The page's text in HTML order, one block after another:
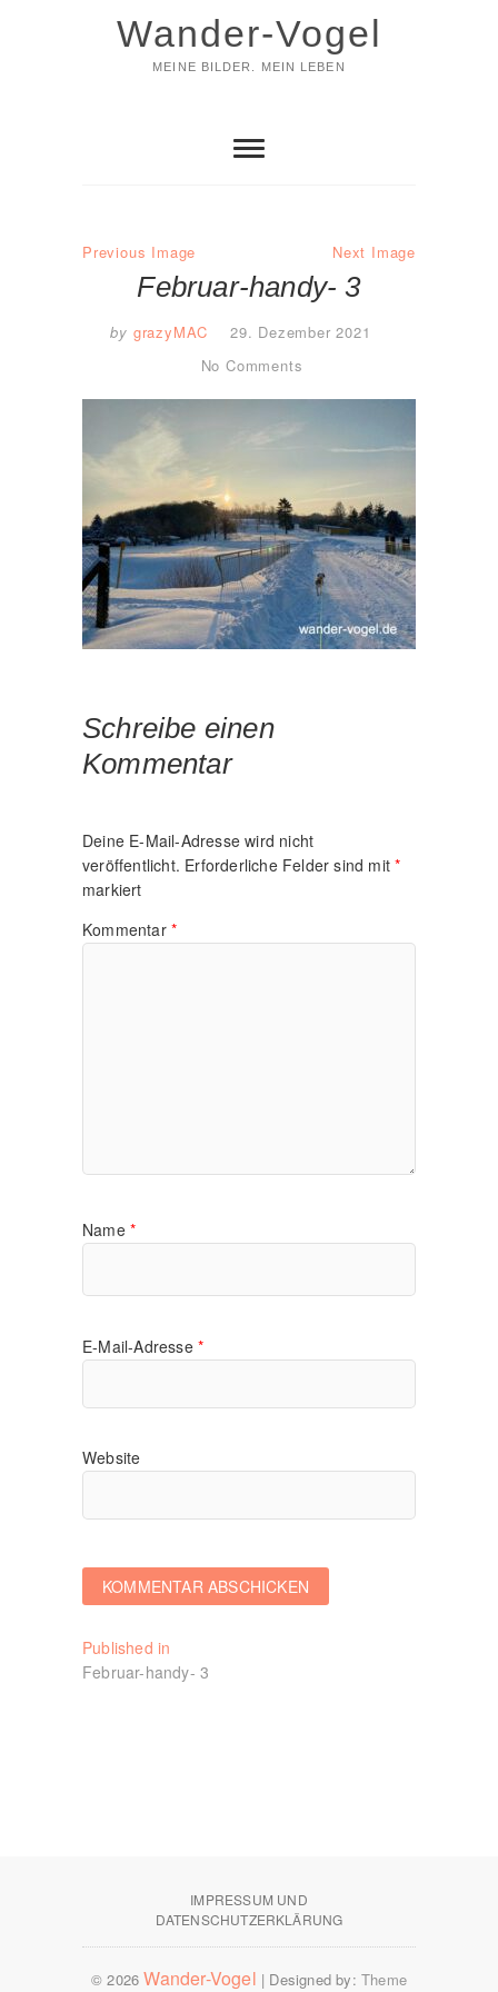
Wander-Vogel
MEINE BILDER. MEIN LEBEN
Previous Image Next Image
Februar-handy- 3
by grazyMAC
29. Dezember 2021
No Comments
Schreibe einen
Kommentar
Deine E-Mail-Adresse wird nicht
veröffentlicht. Erforderliche Felder sind mit*
markiert
Kommentar *
Name *
E-Mail-Adresse *
Website
Beitragsnavigation
Published in
Februar-handy- 3
IMPRESSUM UND
DATENSCHUTZERKLÄRUNG
© 2026Wander-Vogel | Designed by: Theme